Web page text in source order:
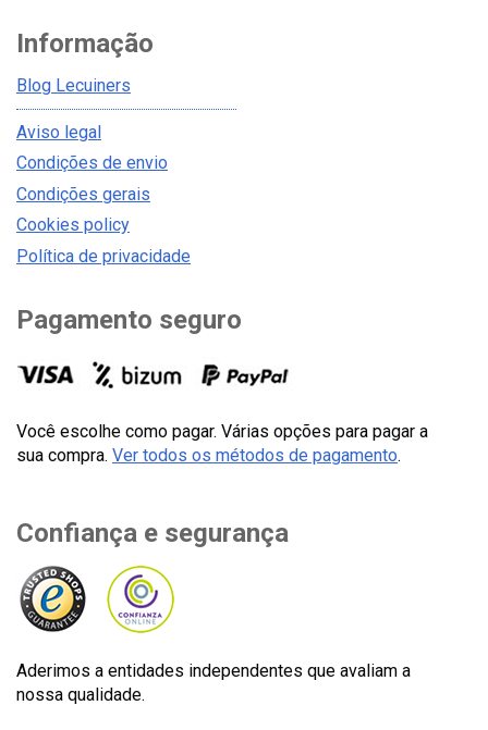
Informação
Blog Lecuiners
Aviso legal
Condições de envio
Condições gerais
Cookies policy
Política de privacidade
Pagamento seguro
Você escolhe como pagar. Várias opções para pagar a
sua compra. Ver todos os métodos de pagamento.
Confiança e segurança
Aderimos a entidades independentes que avaliam a
nossa qualidade.